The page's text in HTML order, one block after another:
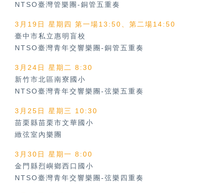
NTSO臺灣管樂團-銅管五重奏
3月19日 星期四 第一場13:50、第二場14:50
臺中市私立惠明盲校
NTSO臺灣青年交響樂團-銅管五重奏
3月24日 星期二 8:30
新竹市北區南寮國小
NTSO臺灣青年交響樂團-弦樂五重奏
3月25日 星期三 10:30
苗栗縣苗栗市文華國小
緻弦室內樂團
3月30日 星期一 8:00
金門縣烈嶼鄉西口國小
NTSO臺灣青年交響樂團-弦樂四重奏